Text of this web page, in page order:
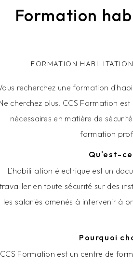
Formation
FORMATION
recherchez une formation
cherchez plus, CCS Formation
nécessaires en matière de
formation
Qu'est-
L'habilitation électrique est un
travailler en toute sécurité sur des
les salariés amenés à intervenir à
Pourquoi
CCS Formation est un centre de